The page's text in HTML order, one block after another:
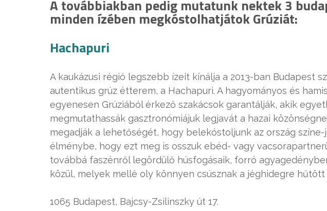
A továbbiakban pedig mutatunk nektek 3
minden ízében megkóstolhatjátok Grúziát:
Hachapuri
A kaukázusi régió legszebb ízeit kínálja a 2013-ban Budapest
autentikus grúz étterem, a Hachapuri. A hagyományos és
egyenesen Grúziából érkező szakácsok garantálják, akik
megmutathassák gasztronómiájuk legjavát a hazai
megadják a lehetőségét, hogy belekóstoljunk az ország
élménybe, hogy ezt meg is osszuk ebéd- vagy
továbbá faszénről legördülő húsfogásaik, forró
közül, melyek mellé oly könnyen csúsznak a jéghidegre hűtött
1065 Budapest, Bajcsy-Zsilinszky út 17.